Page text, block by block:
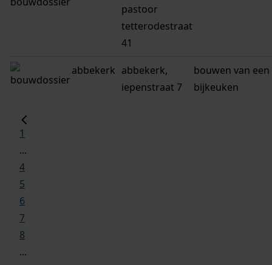
pastoor
tetterodestraat
41
abbekerk abbekerk,
iepenstraat 7
bouwen van een
bijkeuken
1
...
4
5
6
7
8
...